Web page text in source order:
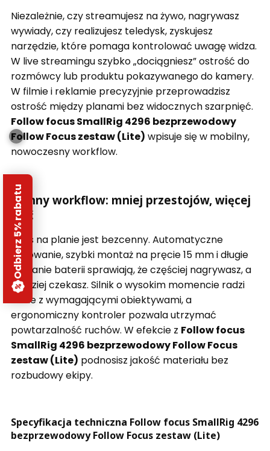
Niezależnie, czy streamujesz na żywo, nagrywasz
wywiady, czy realizujesz teledysk, zyskujesz
narzędzie, które pomaga kontrolować uwagę widza.
W live streamingu szybko „dociągniesz” ostrość do
rozmówcy lub produktu pokazywanego do kamery.
W filmie i reklamie precyzyjnie przeprowadzisz
ostrość między planami bez widocznych szarpnięć.
Follow focus SmallRig 4296 bezprzewodowy
Follow Focus zestaw (Lite) wpisuje się w mobilny,
nowoczesny workflow.
Płynny workflow: mniej przestojów, więcej
ujęć
Czas na planie jest bezcenny. Automatyczne
parowanie, szybki montaż na pręcie 15 mm i długie
działanie baterii sprawiają, że częściej nagrywasz, a
rzadziej czekasz. Silnik o wysokim momencie radzi
sobie z wymagającymi obiektywami, a
ergonomiczny kontroler pozwala utrzymać
powtarzalność ruchów. W efekcie z Follow focus
SmallRig 4296 bezprzewodowy Follow Focus
zestaw (Lite) podnosisz jakość materiału bez
rozbudowy ekipy.
Specyfikacja techniczna Follow focus SmallRig 4296
bezprzewodowy Follow Focus zestaw (Lite)
Odbierz 5% rabatu